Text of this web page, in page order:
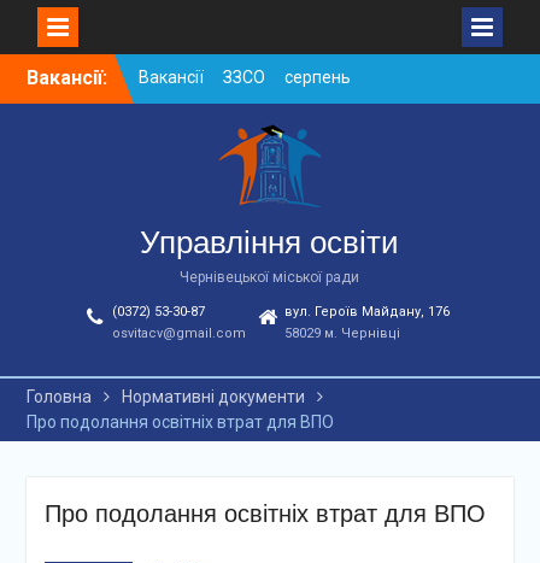
SkipВакансії:
Вакансії ЗЗСО серпень
2026
Вакансії ЗЗСО червень
Вакансії у ЗДО та
дошкільних підрозділах
ЗЗСО станом на
01.08.2026 р.
Управління освіти
Чернівецької міської ради
(0372) 53-30-87
osvitacv@gmail.com
вул. Героїв Майдану, 176
58029 м. Чернівці
Головна
Нормативні документи
Про подолання освітніх втрат для ВПО
Про подолання освітніх втрат для ВПО